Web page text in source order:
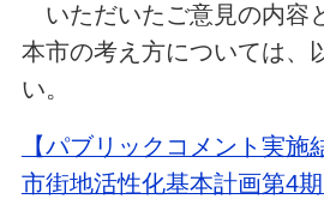
いただいたご意見の内容
本市の考え方については、
い。
【パブリックコメント実施
市街地活性化基本計画第4